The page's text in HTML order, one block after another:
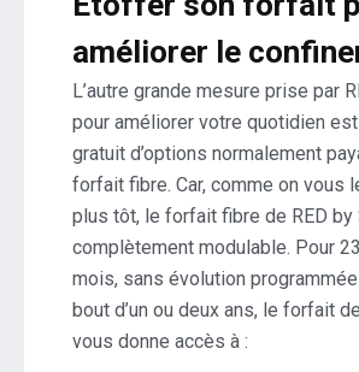
améliorer le
L’autre grande mesure prise par
pour améliorer votre quotidien est
gratuit d’options normalement
forfait fibre. Car, comme on vous
plus tôt, le forfait fibre de RED by
complètement modulable. Pour
mois, sans évolution
bout d’un ou deux ans, le forfait
vous donne accès à :